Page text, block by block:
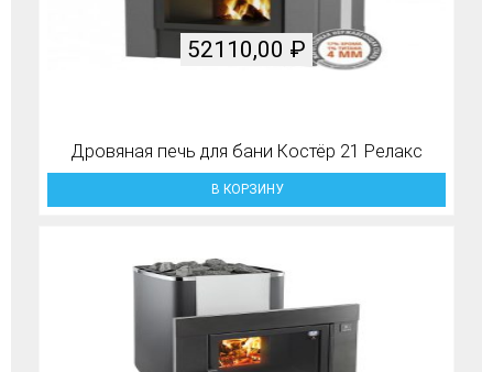
Дровяная печь для бани Костёр 21 Релакс
52110,00 ₽
В КОРЗИНУ